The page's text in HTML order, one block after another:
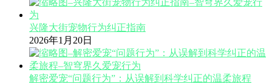
兴隆大街宠物行为纠正指南
2026年1月20日
解密爱宠“问题行为”：从误解到科学纠正的温柔旅程